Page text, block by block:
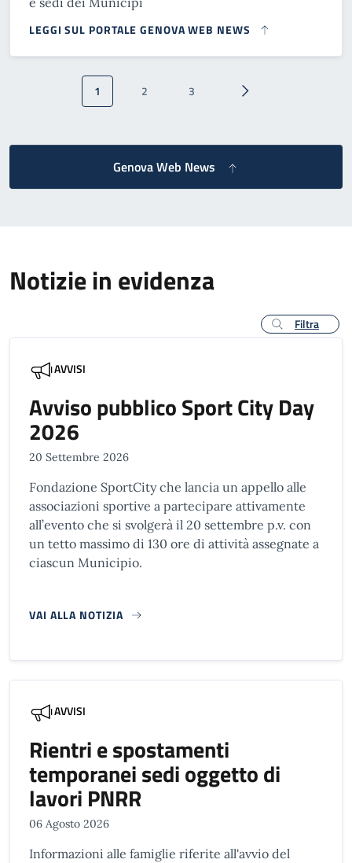
LEGGI SUL PORTALE GENOVA WEB NEWS
Paginazione
Pagina attuale
1 Pagina
2 Pagina
3 Pagina successiva
Genova Web News
Notizie in evidenza
Filtra
AVVISI
Avviso pubblico Sport City Day
2026
20 Settembre 2026
Fondazione SportCity che lancia un appello alle
associazioni sportive a partecipare attivamente
all’evento che si svolgerà il 20 settembre p.v. con
un tetto massimo di 130 ore di attività assegnate a
ciascun Municipio.
VAI ALLA NOTIZIA
AVVISI
Rientri e spostamenti
temporanei sedi oggetto di
lavori PNRR
06 Agosto 2026
Informazioni alle famiglie riferite all'avvio del